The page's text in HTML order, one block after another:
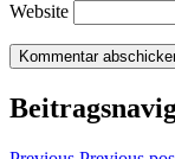
Website